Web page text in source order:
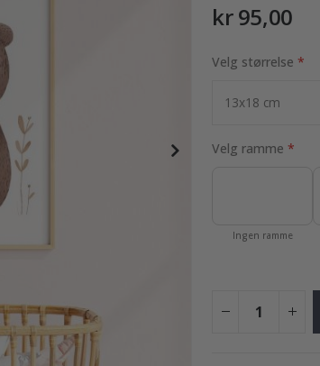
med 3
249,00 Kr
kr 95,00
Velg størrelse
Velg ramme
Ingen ramme